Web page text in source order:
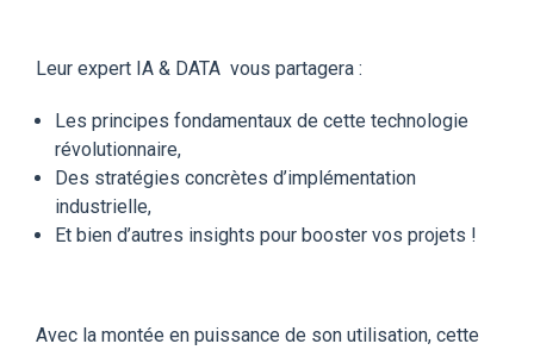
Leur expert IA & DATA vous partagera :
Les principes fondamentaux de cette technologie
révolutionnaire,
Des stratégies concrètes d’implémentation
industrielle,
Et bien d’autres insights pour booster vos projets !
Avec la montée en puissance de son utilisation, cette